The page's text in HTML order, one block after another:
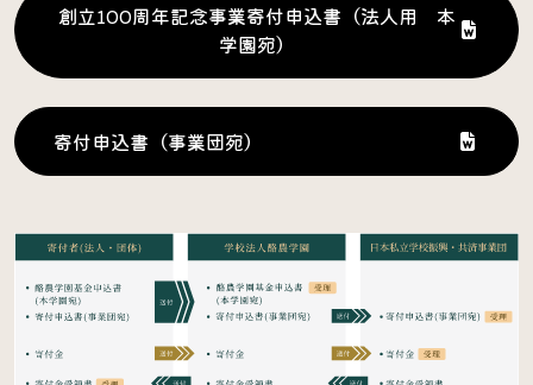
創立100周年記念事業寄付申込書（法人用 本
学園宛）
寄付申込書（事業団宛）